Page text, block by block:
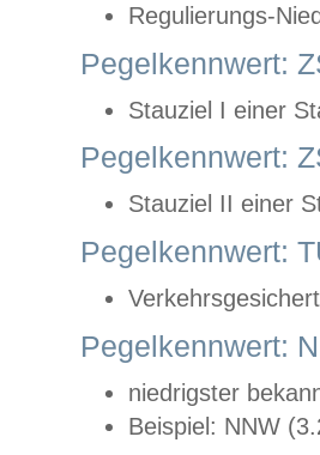
Regulierungs-
Pegelkennwert:
Stauziel I einer
Pegelkennwert:
Stauziel II einer
Pegelkennwert:
Pegelkennwert:
niedrigster
Beispiel: NNW